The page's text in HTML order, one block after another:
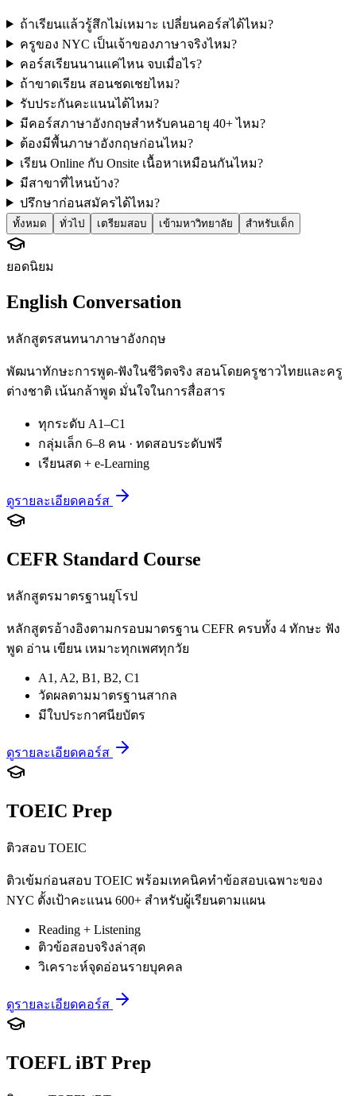
ถ้าเรียนแล้วรู้สึกไม่เหมาะ เปลี่ยนคอร์สได้ไหม?
ครูของ NYC เป็นเจ้าของภาษาจริงไหม?
คอร์สเรียนนานแค่ไหน จบเมื่อไร?
ถ้าขาดเรียน สอนชดเชยไหม?
รับประกันคะแนนได้ไหม?
มีคอร์สภาษาอังกฤษสำหรับคนอายุ 40+ ไหม?
ต้องมีพื้นภาษาอังกฤษก่อนไหม?
เรียน Online กับ Onsite เนื้อหาเหมือนกันไหม?
มีสาขาที่ไหนบ้าง?
ปรึกษาก่อนสมัครได้ไหม?
ทั้งหมด ทั่วไป เตรียมสอบ เข้ามหาวิทยาลัย สำหรับเด็ก
ยอดนิยม
English Conversation
หลักสูตรสนทนาภาษาอังกฤษ
พัฒนาทักษะการพูด-ฟังในชีวิตจริง สอนโดยครูชาวไทยและครู
ต่างชาติ เน้นกล้าพูด มั่นใจในการสื่อสาร
ทุกระดับ A1–C1
กลุ่มเล็ก 6–8 คน · ทดสอบระดับฟรี
เรียนสด + e-Learning
ดูรายละเอียดคอร์ส
CEFR Standard Course
หลักสูตรมาตรฐานยุโรป
หลักสูตรอ้างอิงตามกรอบมาตรฐาน CEFR ครบทั้ง 4 ทักษะ ฟัง
พูด อ่าน เขียน เหมาะทุกเพศทุกวัย
A1, A2, B1, B2, C1
วัดผลตามมาตรฐานสากล
มีใบประกาศนียบัตร
ดูรายละเอียดคอร์ส
TOEIC Prep
ติวสอบ TOEIC
ติวเข้มก่อนสอบ TOEIC พร้อมเทคนิคทำข้อสอบเฉพาะของ
NYC ตั้งเป้าคะแนน 600+ สำหรับผู้เรียนตามแผน
Reading + Listening
ติวข้อสอบจริงล่าสุด
วิเคราะห์จุดอ่อนรายบุคคล
ดูรายละเอียดคอร์ส
TOEFL iBT Prep